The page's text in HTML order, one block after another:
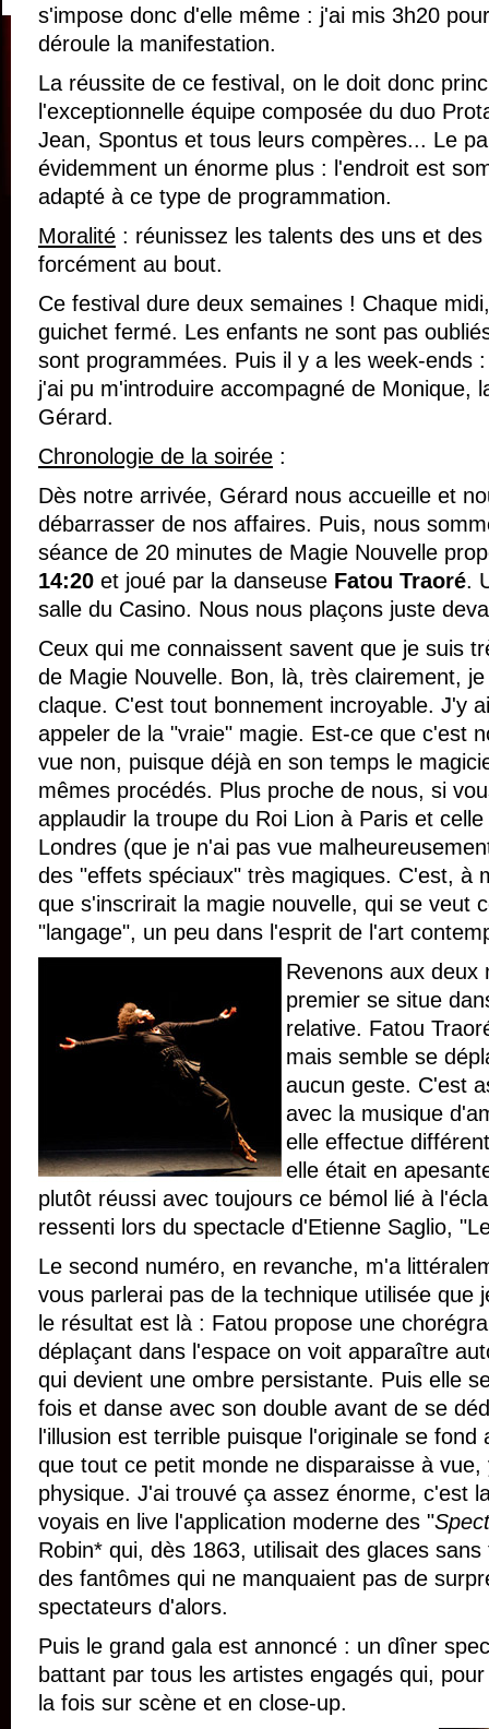
s'impose donc d'elle même : j'ai mis 3h20
déroule la manifestation.
La réussite de ce festival, on le doit donc
l'exceptionnelle équipe composée du duo
Jean, Spontus et tous leurs compères... Le
évidemment un énorme plus : l'endroit est
adapté à ce type de programmation.
Moralité : réunissez les talents des uns et
forcément au bout.
Ce festival dure deux semaines ! Chaque
guichet fermé. Les enfants ne sont pas
sont programmées. Puis il y a les week-ends
j'ai pu m'introduire accompagné de Monique,
Gérard.
Chronologie de la soirée :
Dès notre arrivée, Gérard nous accueille et
débarrasser de nos affaires. Puis, nous
séance de 20 minutes de Magie Nouvelle
14:20 et joué par la danseuse Fatou Traoré.
salle du Casino. Nous nous plaçons juste
Ceux qui me connaissent savent que je suis
de Magie Nouvelle. Bon, là, très clairement,
claque. C'est tout bonnement incroyable. J'y
appeler de la "vraie" magie. Est-ce que c'est
vue non, puisque déjà en son temps le
mêmes procédés. Plus proche de nous, si
applaudir la troupe du Roi Lion à Paris et
Londres (que je n'ai pas vue
des "effets spéciaux" très magiques. C'est, à
que s'inscrirait la magie nouvelle, qui se veut
"langage", un peu dans l'esprit de l'art
Revenons aux deux
premier se situe
relative. Fatou
mais semble se
aucun geste. C'est
avec la musique
elle effectue
elle était en
plutôt réussi avec toujours ce bémol lié à
ressenti lors du spectacle d'Etienne Saglio,
Le second numéro, en revanche, m'a
vous parlerai pas de la technique utilisée que
le résultat est là : Fatou propose une
déplaçant dans l'espace on voit apparaître
qui devient une ombre persistante. Puis elle
fois et danse avec son double avant de se
l'illusion est terrible puisque l'originale se
que tout ce petit monde ne disparaisse à
physique. J'ai trouvé ça assez énorme, c'est
voyais en live l'application moderne des "
Robin* qui, dès 1863, utilisait des glaces
des fantômes qui ne manquaient pas de
spectateurs d'alors.
Puis le grand gala est annoncé : un dîner
battant par tous les artistes engagés qui,
la fois sur scène et en close-up.